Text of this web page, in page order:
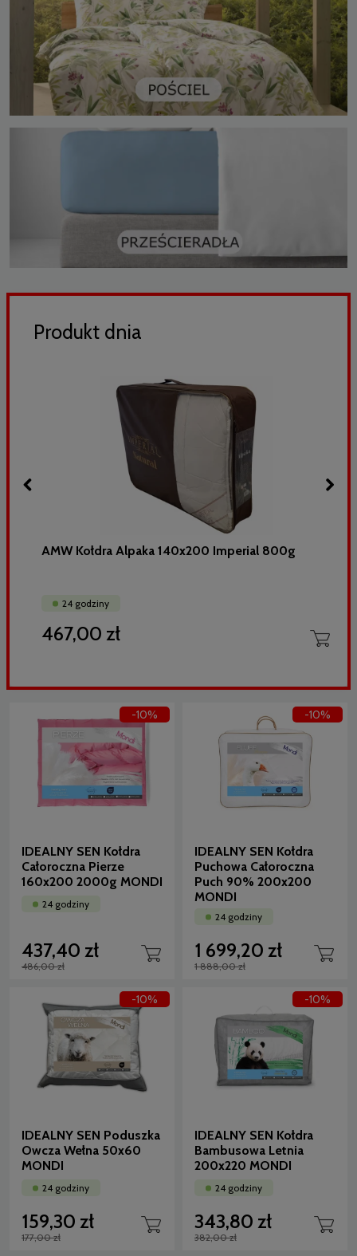
Produkt dnia
AMW Kołdra Alpaka 140x200 Imperial 800g
24 godziny
467,00 zł
IDEALNY SEN Kołdra
Całoroczna Pierze
160x200 2000g MONDI
24 godziny
437,40 zł
486,00 zł
-10%
IDEALNY SEN Kołdra
Puchowa Całoroczna
Puch 90% 200x200
MONDI
24 godziny
1 699,20 zł
1 888,00 zł
-10%
IDEALNY SEN Poduszka
Owcza Wełna 50x60
MONDI
24 godziny
159,30 zł
177,00 zł
-10%
IDEALNY SEN Kołdra
Bambusowa Letnia
200x220 MONDI
24 godziny
343,80 zł
382,00 zł
-10%